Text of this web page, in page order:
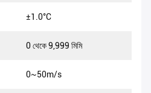
±1.0°C
0 থেকে 9,999 মিমি
0~50m/s